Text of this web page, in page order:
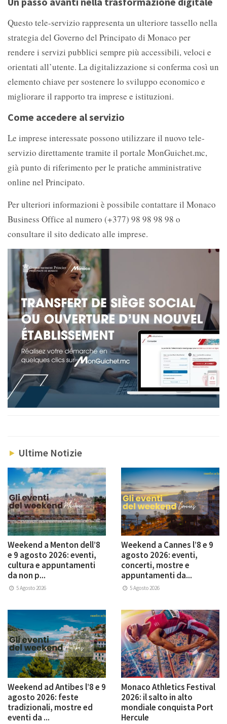
Questo tele-servizio rappresenta un ulteriore tassello nella
strategia del Governo del Principato di Monaco per
rendere i servizi pubblici sempre più accessibili, veloci e
orientati all’utente. La digitalizzazione si conferma così un
elemento chiave per sostenere lo sviluppo economico e
migliorare il rapporto tra imprese e istituzioni.
Come accedere al servizio
Le imprese interessate possono utilizzare il nuovo tele-
servizio direttamente tramite il portale MonGuichet.mc,
già punto di riferimento per le pratiche amministrative
online nel Principato.
Per ulteriori informazioni è possibile contattare il Monaco
Business Office al numero (+377) 98 98 98 98 o
consultare il sito dedicato alle imprese.
Ultime Notizie
Weekend a Menton dell’8
e 9 agosto 2026: eventi,
cultura e appuntamenti
da non p...
5 Agosto 2026
Weekend a Cannes l’8 e 9
agosto 2026: eventi,
concerti, mostre e
appuntamenti da...
5 Agosto 2026
Weekend ad Antibes l’8 e 9
agosto 2026: feste
tradizionali, mostre ed
eventi da ...
Monaco Athletics Festival
2026: il salto in alto
mondiale conquista Port
Hercule